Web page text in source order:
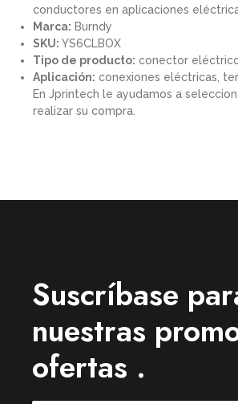
conductores en aplicaciones
Marca: Burndy
SKU: YS6CLBOX
Tipo de producto: conector
Aplicación: conexiones eléctricas,
En Jprintech le ayudamos a
realizar su compra.
Suscríbase
nuestras
ofertas .